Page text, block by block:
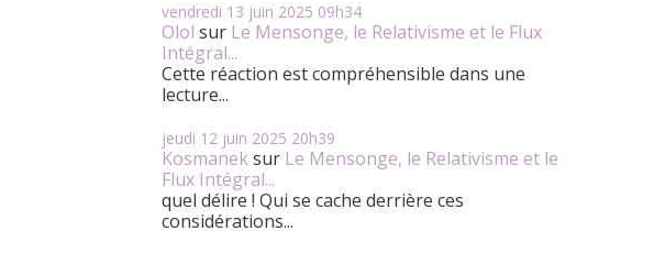
vendredi 13 juin 2025 09h34
Olol sur Le Mensonge, le Relativisme et le Flux
Intégral...
Cette réaction est compréhensible dans une
lecture...
jeudi 12 juin 2025 20h39
Kosmaneksur Le Mensonge, le Relativisme et le
Flux Intégral...
quel délire ! Qui se cache derrière ces
considérations...